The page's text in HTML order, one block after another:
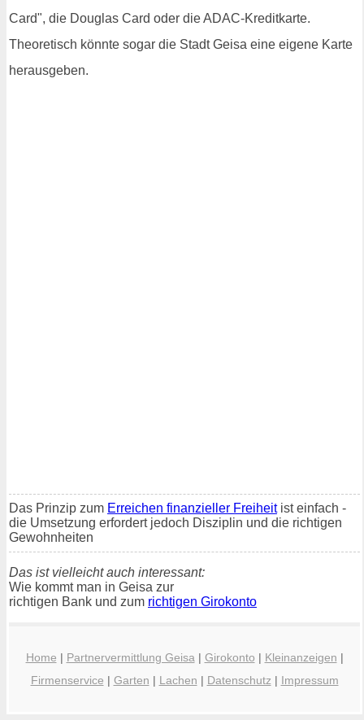
Card", die Douglas Card oder die ADAC-Kreditkarte.
Theoretisch könnte sogar die Stadt Geisa eine eigene Karte
herausgeben.
Das Prinzip zum Erreichen finanzieller Freiheitist einfach -
die Umsetzung erfordert jedoch Disziplin und die richtigen
Gewohnheiten
Das ist vielleicht auch interessant:
Wie kommt man in Geisa zur
richtigen Bank und zum richtigen Girokonto
Home | Partnervermittlung Geisa| Girokonto | Kleinanzeigen |
Firmenservice | Garten | Lachen | Datenschutz| Impressum